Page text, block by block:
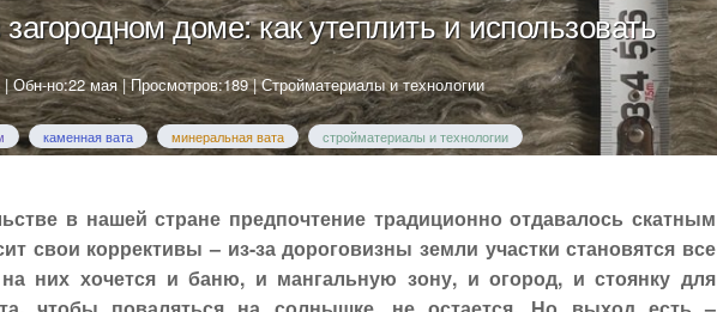
доме: как утеплить и использовать
| Обн-но:22 мая| Просмотров:189 |Стройматериалы и технологии
каменная вата минеральная вата стройматериалы и технологии
в нашей стране предпочтение традиционно отдавалось скатным
свои коррективы – из-за дороговизны земли участки становятся все
них хочется и баню, и мангальную зону, и огород, и стоянку для